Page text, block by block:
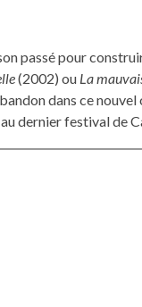
passé pour
(2002) ou La
dans ce
dernier festival de